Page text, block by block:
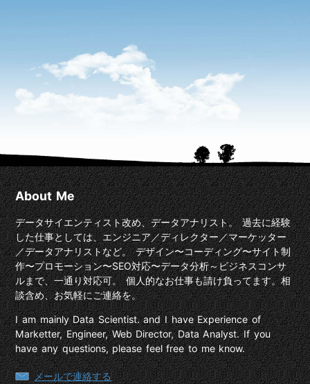
About Me
データサイエンティスト改め、データアナリスト。 過去に経験
した仕事としては、エンジニア／ディレクター／マーケッター
／データアナリストなど。 デザイン〜コーディング〜サイト制
作〜プロモーション〜SEO対応〜データ分析～ビジネスコンサ
ルまで、一通り対応可。 個人的なお仕事も請け負ってます。相
談含め、お気軽にご連絡を。
I am mainly Data Scientist. and I have Experience of
Marketter, Engineer, Web Director, Data Analyst. If you
have any questions, please feel free to me know.
メールで連絡する